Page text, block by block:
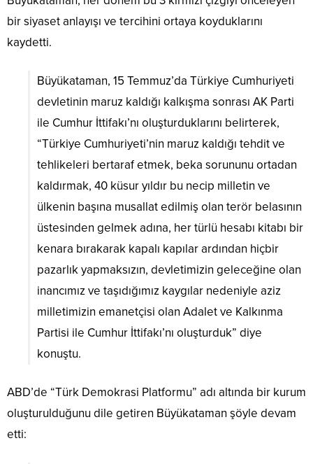
bir siyaset anlayışı ve tercihini ortaya koyduklarını
kaydetti.
Büyükataman, 15 Temmuz’da Türkiye Cumhuriyeti
devletinin maruz kaldığı kalkışma sonrası AK Parti
ile Cumhur İttifakı’nı oluşturduklarını belirterek,
“Türkiye Cumhuriyeti’nin maruz kaldığı tehdit ve
tehlikeleri bertaraf etmek, beka sorununu ortadan
kaldırmak, 40 küsur yıldır bu necip milletin ve
ülkenin başına musallat edilmiş olan terör belasının
üstesinden gelmek adına, her türlü hesabı kitabı bir
kenara bırakarak kapalı kapılar ardından hiçbir
pazarlık yapmaksızın, devletimizin geleceğine olan
inancımız ve taşıdığımız kaygılar nedeniyle aziz
milletimizin emanetçisi olan Adalet ve Kalkınma
Partisi ile Cumhur İttifakı’nı oluşturduk” diye
konuştu.
ABD’de “Türk Demokrasi Platformu” adı altında bir kurum
oluşturulduğunu dile getiren Büyükataman şöyle devam
etti: